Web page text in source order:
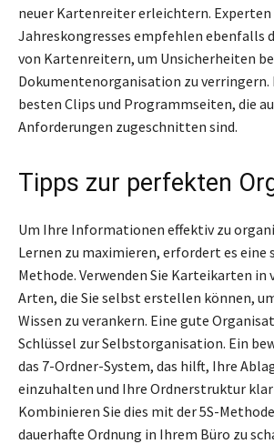
neuer Kartenreiter erleichtern. Experten
Jahreskongresses empfehlen ebenfalls
von Kartenreitern, um Unsicherheiten
Dokumentenorganisation zu verringern.
besten Clips und Programmseiten, die
Anforderungen zugeschnitten sind.
Tipps zur perfekten
Um Ihre Informationen effektiv zu
Lernen zu maximieren, erfordert es
Methode. Verwenden Sie Karteikarten in
Arten, die Sie selbst erstellen können,
Wissen zu verankern. Eine gute
Schlüssel zur Selbstorganisation. Ein
das 7-Ordner-System, das hilft, Ihre
einzuhalten und Ihre Ordnerstruktur
Kombinieren Sie dies mit der 5S-
dauerhafte Ordnung in Ihrem Büro zu